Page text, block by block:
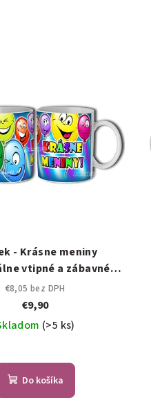
- Krásne meniny
vtipné a zábavné
hrnčeky)
€8,05 bez DPH
€9,90
(>5 ks)
Do košíka